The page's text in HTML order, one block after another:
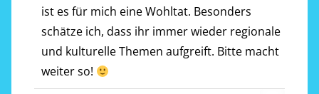
ist es für mich eine Wohltat. Besonders
schätze ich, dass ihr immer wieder regionale
und kulturelle Themen aufgreift. Bitte macht
weiter so!